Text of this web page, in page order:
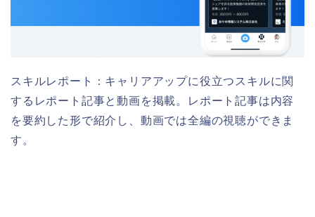
スキルレポート：キャリアアップに役立つスキルに関
するレポート記事と動画を掲載。レポート記事は内容
を要約した形で紹介し、動画では全編の視聴ができま
す。